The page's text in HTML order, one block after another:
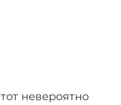
невероятно